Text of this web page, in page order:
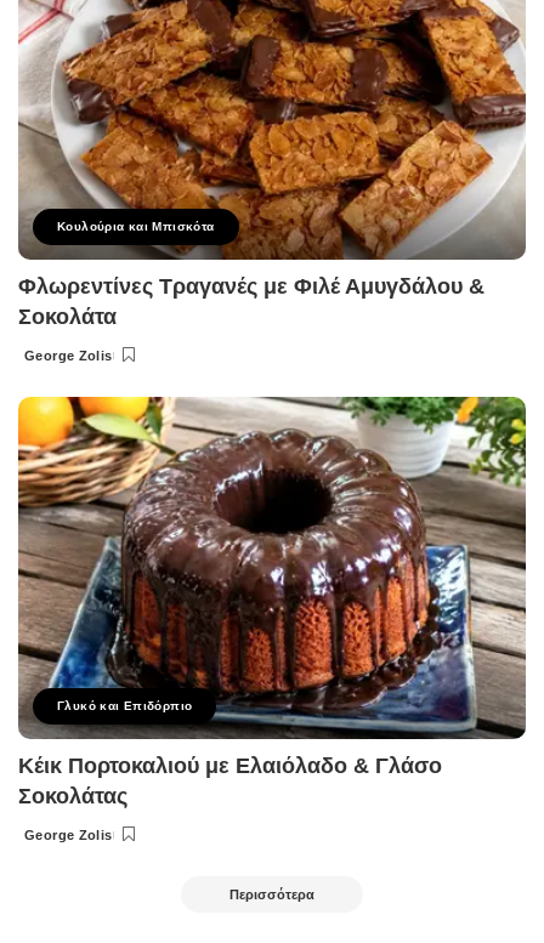
Κουλούρια και Μπισκότα
Φλωρεντίνες Τραγανές με Φιλέ Αμυγδάλου &
Σοκολάτα
Posted
George Zolis
Γλυκό και Επιδόρπιο
Κέικ Πορτοκαλιού με Ελαιόλαδο & Γλάσο
Σοκολάτας
Posted
George Zolis
Περισσότερα